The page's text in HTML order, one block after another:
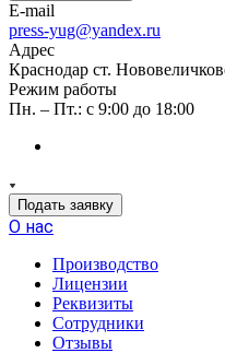
E-mail
press-yug@yandex.ru
Адрес
Краснодар ст.
Режим работы
Пн. – Пт.: с 9:00 до 18:00
Подать заявку
О нас
Производство
Лицензии
Реквизиты
Сотрудники
Отзывы